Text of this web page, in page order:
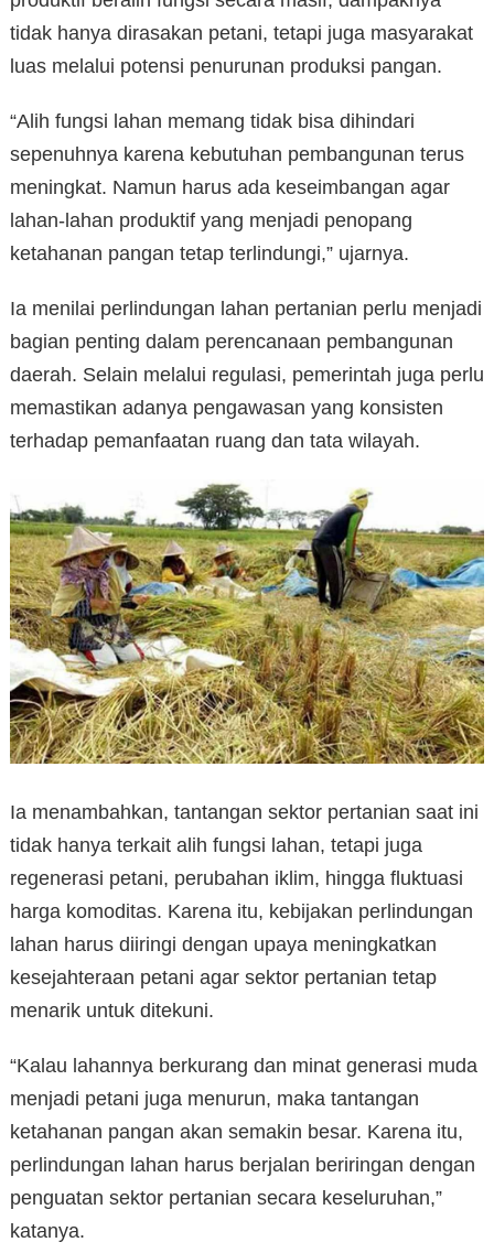
tidak hanya dirasakan petani, tetapi juga masyarakat
luas melalui potensi penurunan produksi pangan.
“Alih fungsi lahan memang tidak bisa dihindari
sepenuhnya karena kebutuhan pembangunan terus
meningkat. Namun harus ada keseimbangan agar
lahan-lahan produktif yang menjadi penopang
ketahanan pangan tetap terlindungi,” ujarnya.
Ia menilai perlindungan lahan pertanian perlu menjadi
bagian penting dalam perencanaan pembangunan
daerah. Selain melalui regulasi, pemerintah juga perlu
memastikan adanya pengawasan yang konsisten
terhadap pemanfaatan ruang dan tata wilayah.
Ia menambahkan, tantangan sektor pertanian saat ini
tidak hanya terkait alih fungsi lahan, tetapi juga
regenerasi petani, perubahan iklim, hingga fluktuasi
harga komoditas. Karena itu, kebijakan perlindungan
lahan harus diiringi dengan upaya meningkatkan
kesejahteraan petani agar sektor pertanian tetap
menarik untuk ditekuni.
“Kalau lahannya berkurang dan minat generasi muda
menjadi petani juga menurun, maka tantangan
ketahanan pangan akan semakin besar. Karena itu,
perlindungan lahan harus berjalan beriringan dengan
penguatan sektor pertanian secara keseluruhan,”
katanya.